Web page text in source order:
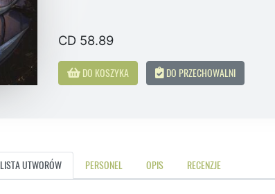
CD 58.89
DO KOSZYKA DO PRZECHOWALNI
LISTA UTWORÓW PERSONEL OPIS RECENZJE